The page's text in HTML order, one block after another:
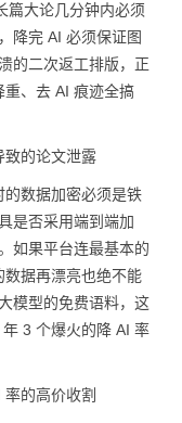
篇大论几分钟内必须
降完 AI 必须保证图
的二次返工排版，正
、去 AI 痕迹全搞
的论文泄露
数据加密必须是铁
是否采用端到端加
如果平台连最基本的
据再漂亮也绝不能
模型的免费语料，这
3 个爆火的降 AI 率
的高价收割